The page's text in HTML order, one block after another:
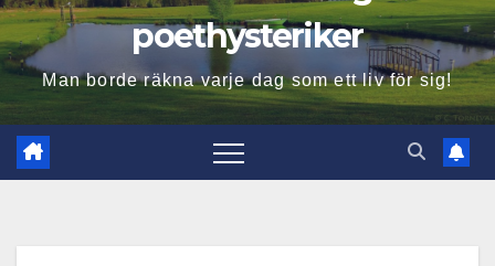
poethysteriker
Man borde räkna varje dag som ett liv för sig!